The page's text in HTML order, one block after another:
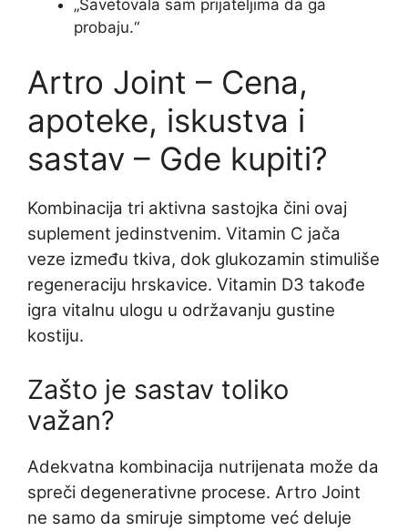
„Savetovala sam prijateljima da ga
probaju.“
Artro Joint – Cena,
apoteke, iskustva i
sastav – Gde kupiti?
Kombinacija tri aktivna sastojka čini ovaj
suplement jedinstvenim. Vitamin C jača
veze između tkiva, dok glukozamin stimuliše
regeneraciju hrskavice. Vitamin D3 takođe
igra vitalnu ulogu u održavanju gustine
kostiju.
Zašto je sastav toliko
važan?
Adekvatna kombinacija nutrijenata može da
spreči degenerativne procese. Artro Joint
ne samo da smiruje simptome već deluje